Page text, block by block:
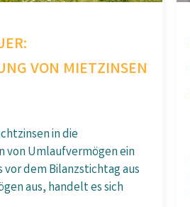
VON MIETZINSEN
in die
Umlaufvermögen ein
vor dem Bilanzstichtag aus
aus, handelt es sich